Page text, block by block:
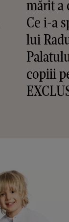
mărit a
Ce i-a
lui
copiii